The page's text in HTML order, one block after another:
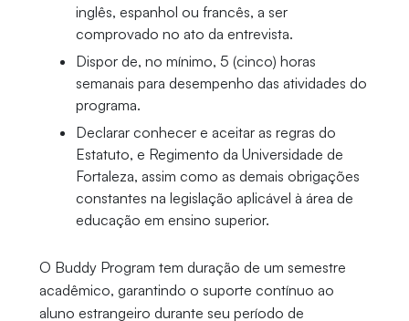
inglês, espanhol ou francês, a ser
comprovado no ato da entrevista.
Dispor de, no mínimo, 5 (cinco) horas
semanais para desempenho das atividades do
programa.
Declarar conhecer e aceitar as regras do
Estatuto, e Regimento da Universidade de
Fortaleza, assim como as demais obrigações
constantes na legislação aplicável à área de
educação em ensino superior.
O Buddy Program tem duração de um semestre
acadêmico, garantindo o suporte contínuo ao
aluno estrangeiro durante seu período de